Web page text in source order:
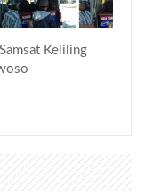
Keliling